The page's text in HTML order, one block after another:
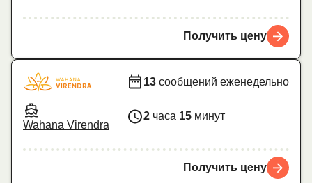
Получить цену
Wahana Virendra
13 сообщений еженедельно
2 часа 15 минут
Получить цену